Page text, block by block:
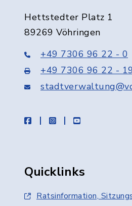
Hettstedter Platz 1
89269 Vöhringen
+49 7306 96 22 - 0
+49 7306 96 22 -
facebookinstagramyoutube
Quicklinks
Ratsinformation,